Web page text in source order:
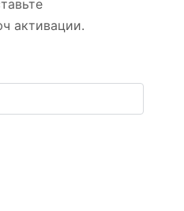
активации.